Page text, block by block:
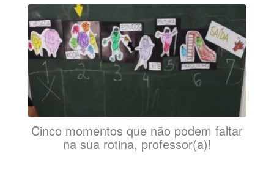
Cinco momentos que não podem faltar
na sua rotina, professor(a)!